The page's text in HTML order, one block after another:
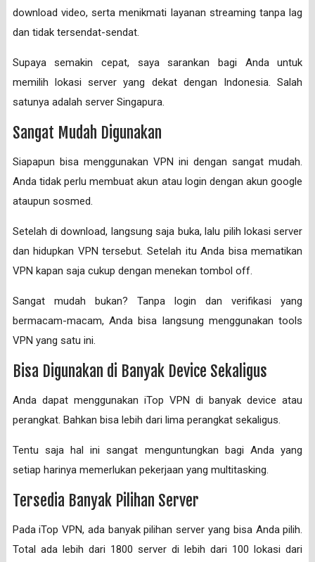
download video, serta menikmati layanan streaming tanpa lag
dan tidak tersendat-sendat.
Supaya semakin cepat, saya sarankan bagi Anda untuk
memilih lokasi server yang dekat dengan Indonesia. Salah
satunya adalah server Singapura.
Sangat Mudah Digunakan
Siapapun bisa menggunakan VPN ini dengan sangat mudah.
Anda tidak perlu membuat akun atau login dengan akun google
ataupun sosmed.
Setelah di download, langsung saja buka, lalu pilih lokasi server
dan hidupkan VPN tersebut. Setelah itu Anda bisa mematikan
VPN kapan saja cukup dengan menekan tombol off.
Sangat mudah bukan? Tanpa login dan verifikasi yang
bermacam-macam, Anda bisa langsung menggunakan tools
VPN yang satu ini.
Bisa Digunakan di Banyak Device Sekaligus
Anda dapat menggunakan iTop VPN di banyak device atau
perangkat. Bahkan bisa lebih dari lima perangkat sekaligus.
Tentu saja hal ini sangat menguntungkan bagi Anda yang
setiap harinya memerlukan pekerjaan yang multitasking.
Tersedia Banyak Pilihan Server
Pada iTop VPN, ada banyak pilihan server yang bisa Anda pilih.
Total ada lebih dari 1800 server di lebih dari 100 lokasi dari